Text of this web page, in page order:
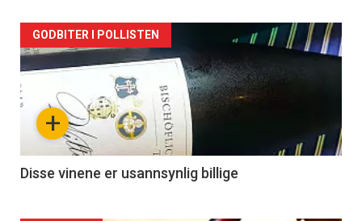
Forsiden
akkurat
nå
3
+
GODBITER I POLLISTEN
Disse vinene er usannsynlig billige